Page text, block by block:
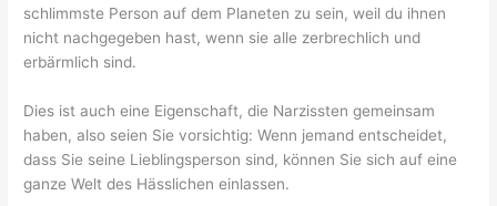
schlimmste Person auf dem Planeten zu sein, weil du ihnen
nicht nachgegeben hast, wenn sie alle zerbrechlich und
erbärmlich sind.
Dies ist auch eine Eigenschaft, die Narzissten gemeinsam
haben, also seien Sie vorsichtig: Wenn jemand entscheidet,
dass Sie seine Lieblingsperson sind, können Sie sich auf eine
ganze Welt des Hässlichen einlassen.